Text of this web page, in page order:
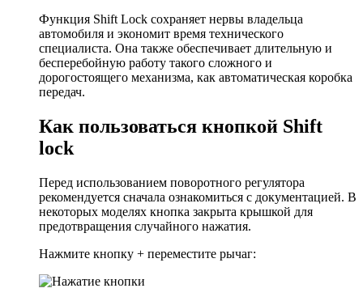
Функция Shift Lock сохраняет нервы владельца
автомобиля и экономит время технического
специалиста. Она также обеспечивает длительную и
бесперебойную работу такого сложного и
дорогостоящего механизма, как автоматическая коробка
передач.
Как пользоваться кнопкой Shift
lock
Перед использованием поворотного регулятора
рекомендуется сначала ознакомиться с документацией. В
некоторых моделях кнопка закрыта крышкой для
предотвращения случайного нажатия.
Нажмите кнопку + переместите рычаг: